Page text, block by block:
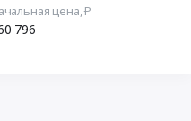
цена, ₽
796